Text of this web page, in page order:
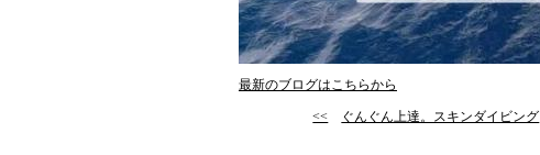
最新のブログはこちらから
<< ぐんぐん上達。スキンダイビング